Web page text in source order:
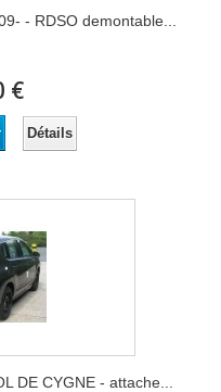
- RDSO demontable...
€
Détails
DE CYGNE - attache...